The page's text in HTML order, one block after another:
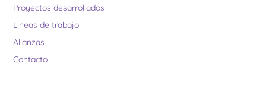
Proyectos desarrollados
Lineas de trabajo
Alianzas
Contacto